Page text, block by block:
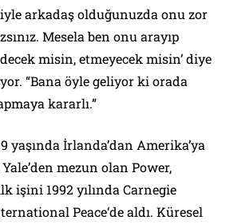
arkadaş olduğunuzda onu zor
Mesela ben onu arayıp
misin, etmeyecek misin’ diye
“Bana öyle geliyor ki orada
kararlı.”
İrlanda’dan Amerika’ya
mezun olan Power,
işini 1992 yılında Carnegie
Peace‘de aldı. Küresel